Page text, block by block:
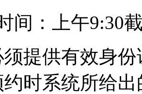
间：上午9:30
提供有效身
时系统所给